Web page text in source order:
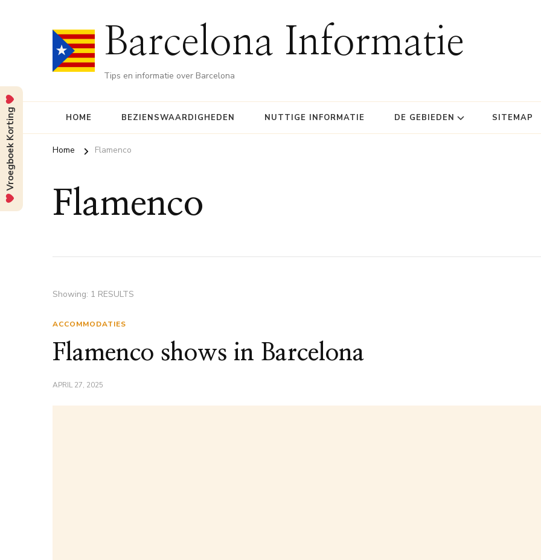
Barcelona Informatie
Tips en informatie over Barcelona
HOME BEZIENSWAARDIGHEDEN NUTTIGE INFORMATIE DE GEBIEDEN SITEMAP
Home Flamenco
Flamenco
Showing: 1 RESULTS
ACCOMMODATIES
Flamenco shows in Barcelona
APRIL 27, 2025
Vroegboek Korting